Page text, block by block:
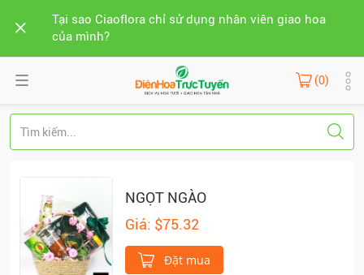
Tại sao Ciaoflora chỉ sử dụng nhân viên giao hoa
của mình?
(0)
NGỌT NGÀO
Giá: $75.32
Đặt mua